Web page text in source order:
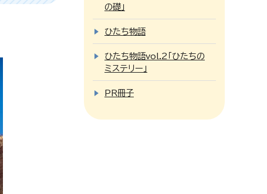
の礎」
ひたち物語
ひたち物語vol.2「ひたちの
ミステリー」
PR冊子